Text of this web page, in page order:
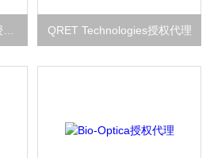
QRET Technologies授权代理